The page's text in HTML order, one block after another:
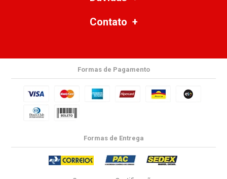
Contato
Formas de Pagamento
Formas de Entrega